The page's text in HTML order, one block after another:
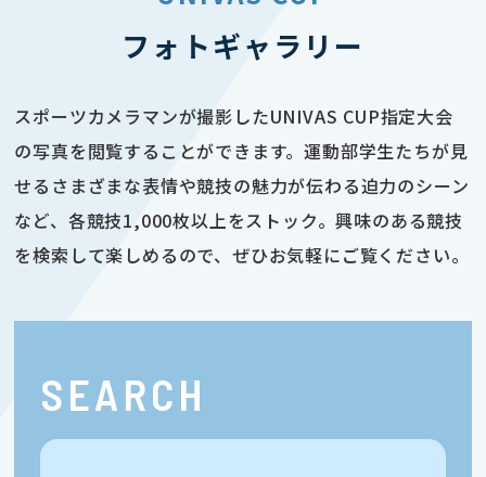
フォトギャラリー
スポーツカメラマンが撮影したUNIVAS CUP指定大会
の写真を閲覧することができます。運動部学生たちが見
せるさまざまな表情や競技の魅力が伝わる迫力のシーン
など、各競技1,000枚以上をストック。興味のある競技
を検索して楽しめるので、ぜひお気軽にご覧ください。
SEARCH